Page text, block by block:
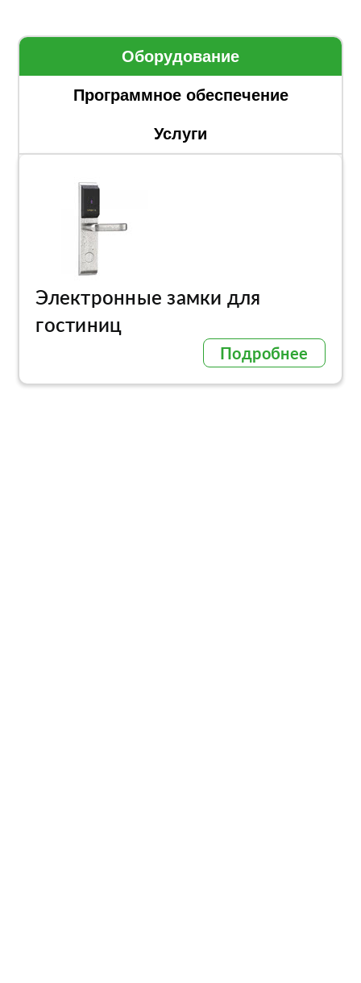
Оборудование
Программное обеспечение
Услуги
Электронные замки для
гостиниц
Подробнее